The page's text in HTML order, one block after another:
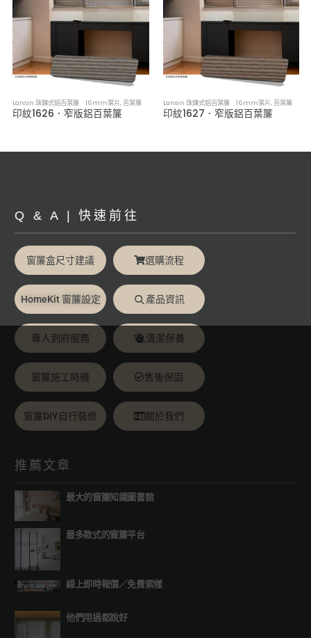
Lansin 珠鍊式鋁百葉簾 16mm葉片,百葉簾
印紋1626．窄版鋁百葉簾
Lansin 珠鍊式鋁百葉簾 16mm葉片,百葉簾
印紋1627．窄版鋁百葉簾
Q & A | 快速前往
窗簾盒尺寸建議 選購流程
HomeKit 窗簾設定 產品資訊
專人到府服務 清潔保養
窗簾施工時機 售後保固
窗簾DIY自行裝修 關於我們
推薦文章
最大的窗簾知識圖書館
最多款式的窗簾平台
線上即時報價／免費索樣
他們用過都說好